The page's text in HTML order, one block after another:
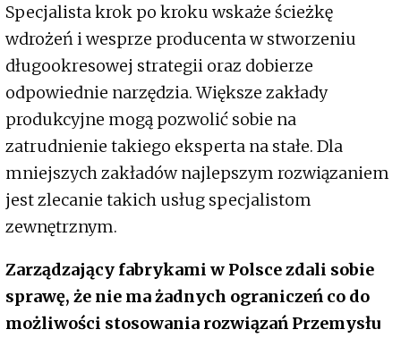
Specjalista krok po kroku wskaże ścieżkę
wdrożeń i wesprze producenta w stworzeniu
długookresowej strategii oraz dobierze
odpowiednie narzędzia. Większe zakłady
produkcyjne mogą pozwolić sobie na
zatrudnienie takiego eksperta na stałe. Dla
mniejszych zakładów najlepszym rozwiązaniem
jest zlecanie takich usług specjalistom
zewnętrznym.
Zarządzający fabrykami w Polsce zdali sobie
sprawę, że nie ma żadnych ograniczeń co do
możliwości stosowania rozwiązań Przemysłu